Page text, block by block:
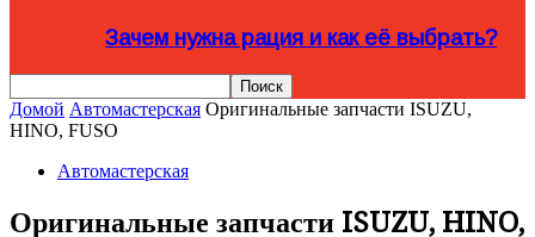
Зачем нужна рация и как её выбрать?
Домой Автомастерская Оригинальные запчасти ISUZU,
HINO, FUSO
Автомастерская
Оригинальные запчасти ISUZU, HINO,